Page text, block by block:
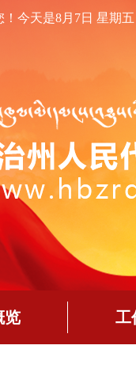
今天是8月7日 星期五
览 工